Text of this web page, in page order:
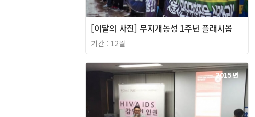
[이달의 사진] 무지개농성 1주년 플래시몹
기간 : 12월
2015년